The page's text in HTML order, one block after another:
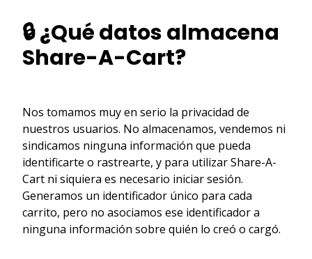
🔒 ¿Qué datos almacena
Share-A-Cart?
Nos tomamos muy en serio la privacidad de
nuestros usuarios. No almacenamos, vendemos ni
sindicamos ninguna información que pueda
identificarte o rastrearte, y para utilizar Share-A-
Cart ni siquiera es necesario iniciar sesión.
Generamos un identificador único para cada
carrito, pero no asociamos ese identificador a
ninguna información sobre quién lo creó o cargó.